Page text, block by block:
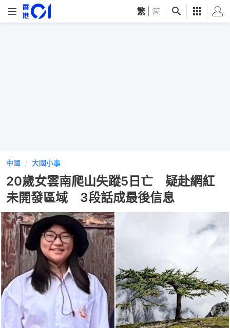
繁 简
中國 大國小事
20歲女雲南爬山失蹤5日亡 疑赴網紅
未開發區域 3段話成最後信息